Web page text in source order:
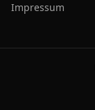
Impressum